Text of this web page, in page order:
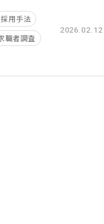
用手法
職者調査
2026.02.12